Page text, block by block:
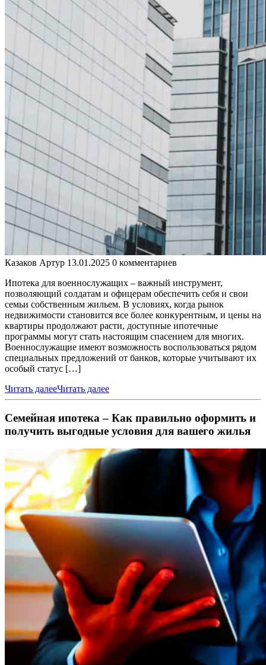
Казаков Артур 13.01.2025 0 комментариев
Ипотека для военнослужащих – важный инструмент,
позволяющий солдатам и офицерам обеспечить себя и свои
семьи собственным жильем. В условиях, когда рынок
недвижимости становится все более конкурентным, и цены на
квартиры продолжают расти, доступные ипотечные
программы могут стать настоящим спасением для многих.
Военнослужащие имеют возможность воспользоваться рядом
специальных предложений от банков, которые учитывают их
особый статус […]
Читать далееЧитать далее
Семейная ипотека – Как правильно оформить и
получить выгодные условия для вашего жилья